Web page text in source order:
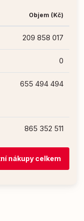
Objem (Kč)
209 858 017
0
655 494 494
865 352 511
nákupy celkem